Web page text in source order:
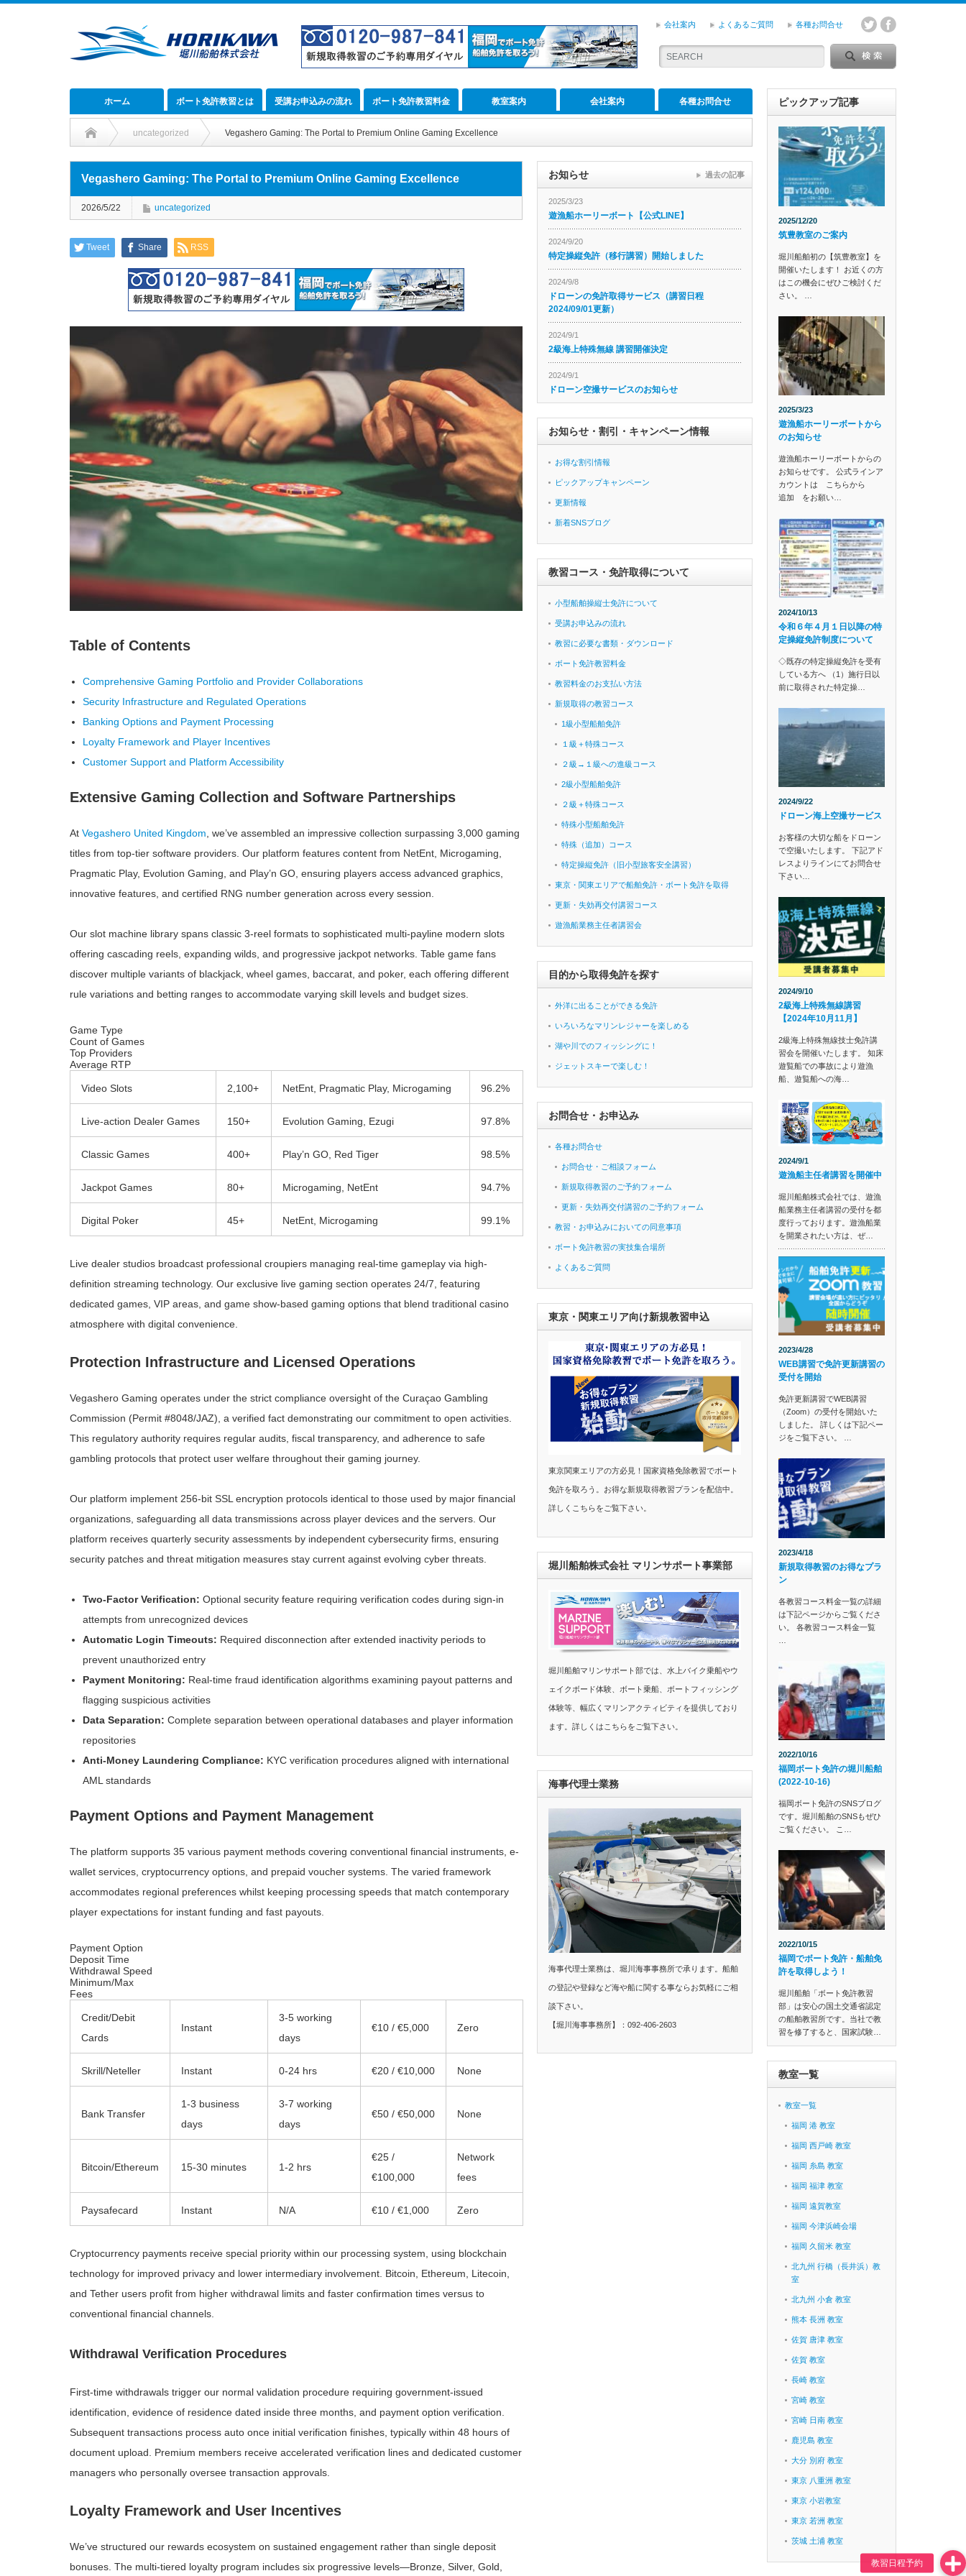
会社案内 よくあるご質問 各種お問合せ
ホーム ボート免許教習とは 受講お申込みの流れ ボート免許教習料金 教室案内 会社案内 各種お問合せ
uncategorized Vegashero Gaming: The Portal to Premium Online Gaming Excellence
Vegashero Gaming: The Portal to Premium Online Gaming Excellence
2026/5/22 uncategorized
Tweet Share RSS
Table of Contents
Comprehensive Gaming Portfolio and Provider Collaborations
Security Infrastructure and Regulated Operations
Banking Options and Payment Processing
Loyalty Framework and Player Incentives
Customer Support and Platform Accessibility
Extensive Gaming Collection and Software Partnerships
At Vegashero United Kingdom , we’ve assembled an impressive collection surpassing 3,000 gaming
titles from top-tier software providers. Our platform features content from NetEnt, Microgaming,
Pragmatic Play, Evolution Gaming, and Play’n GO, ensuring players access advanced graphics,
innovative features, and certified RNG number generation across every session.
Our slot machine library spans classic 3-reel formats to sophisticated multi-payline modern slots
offering cascading reels, expanding wilds, and progressive jackpot networks. Table game fans
discover multiple variants of blackjack, wheel games, baccarat, and poker, each offering different
rule variations and betting ranges to accommodate varying skill levels and budget sizes.
Game Type
Count of Games
Top Providers
Average RTP
Video Slots 2,100+ NetEnt, Pragmatic Play, Microgaming 96.2%
Live-action Dealer Games 150+ Evolution Gaming, Ezugi 97.8%
Classic Games 400+ Play’n GO, Red Tiger 98.5%
Jackpot Games 80+ Microgaming, NetEnt 94.7%
Digital Poker 45+ NetEnt, Microgaming 99.1%
Live dealer studios broadcast professional croupiers managing real-time gameplay via high-
definition streaming technology. Our exclusive live gaming section operates 24/7, featuring
dedicated games, VIP areas, and game show-based gaming options that blend traditional casino
atmosphere with digital convenience.
Protection Infrastructure and Licensed Operations
Vegashero Gaming operates under the strict compliance oversight of the Curaçao Gambling
Commission (Permit #8048/JAZ), a verified fact demonstrating our commitment to open activities.
This regulatory authority requires regular audits, fiscal transparency, and adherence to safe
gambling protocols that protect user welfare throughout their gaming journey.
Our platform implement 256-bit SSL encryption protocols identical to those used by major financial
organizations, safeguarding all data transmissions across player devices and the servers. Our
platform receives quarterly security assessments by independent cybersecurity firms, ensuring
security patches and threat mitigation measures stay current against evolving cyber threats.
Two-Factor Verification: Optional security feature requiring verification codes during sign-in
attempts from unrecognized devices
Automatic Login Timeouts: Required disconnection after extended inactivity periods to
prevent unauthorized entry
Payment Monitoring: Real-time fraud identification algorithms examining payout patterns and
flagging suspicious activities
Data Separation: Complete separation between operational databases and player information
repositories
Anti-Money Laundering Compliance: KYC verification procedures aligned with international
AML standards
Payment Options and Payment Management
The platform supports 35 various payment methods covering conventional financial instruments, e-
wallet services, cryptocurrency options, and prepaid voucher systems. The varied framework
accommodates regional preferences whilst keeping processing speeds that match contemporary
player expectations for instant funding and fast payouts.
Payment Option
Deposit Time
Withdrawal Speed
Minimum/Max
Fees
Credit/Debit
Cards
Instant
3-5 working
days
€10 / €5,000 Zero
Skrill/Neteller Instant 0-24 hrs €20 / €10,000 None
Bank Transfer
1-3 business
days
3-7 working
days
€50 / €50,000 None
Bitcoin/Ethereum 15-30 minutes 1-2 hrs
€25 /
€100,000
Network
fees
Paysafecard Instant N/A €10 / €1,000 Zero
Cryptocurrency payments receive special priority within our processing system, using blockchain
technology for improved privacy and lower intermediary involvement. Bitcoin, Ethereum, Litecoin,
and Tether users profit from higher withdrawal limits and faster confirmation times versus to
conventional financial channels.
Withdrawal Verification Procedures
First-time withdrawals trigger our normal validation procedure requiring government-issued
identification, evidence of residence dated inside three months, and payment option verification.
Subsequent transactions process auto once initial verification finishes, typically within 48 hours of
document upload. Premium members receive accelerated verification lines and dedicated customer
managers who personally oversee transaction approvals.
Loyalty Framework and User Incentives
We’ve structured our rewards ecosystem on sustained engagement rather than single deposit
bonuses. The multi-tiered loyalty program includes six progressive levels—Bronze, Silver, Gold,
お知らせ
2025/3/23
遊漁船ホーリーボート【公式LINE】
2024/9/20
特定操縦免許（移行講習）開始しました
2024/9/8
ドローンの免許取得サービス（講習日程
2024/09/01更新）
2024/9/1
2級海上特殊無線 講習開催決定
2024/9/1
ドローン空撮サービスのお知らせ
過去の記事
お知らせ・割引・キャンペーン情報
お得な割引情報
ピックアップキャンペーン
更新情報
新着SNSブログ
教習コース・免許取得について
小型船舶操縦士免許について
受講お申込みの流れ
教習に必要な書類・ダウンロード
ボート免許教習料金
教習料金のお支払い方法
新規取得の教習コース
1級小型船舶免許
１級＋特殊コース
２級→１級への進級コース
2級小型船舶免許
２級＋特殊コース
特殊小型船舶免許
特殊（追加）コース
特定操縦免許（旧小型旅客安全講習）
東京・関東エリアで船舶免許・ボート免許を取得
更新・失効再交付講習コース
遊漁船業務主任者講習会
目的から取得免許を探す
外洋に出ることができる免許
いろいろなマリンレジャーを楽しめる
湖や川でのフィッシングに！
ジェットスキーで楽しむ！
お問合せ・お申込み
各種お問合せ
お問合せ・ご相談フォーム
新規取得教習のご予約フォーム
更新・失効再交付講習のご予約フォーム
教習・お申込みにおいての同意事項
ボート免許教習の実技集合場所
よくあるご質問
東京・関東エリア向け新規教習申込
東京関東エリアの方必見！国家資格免除教習でボート
免許を取ろう。お得な新規取得教習プランを配信中。
詳しくこちらをご覧下さい。
堀川船舶株式会社 マリンサポート事業部
堀川船舶マリンサポート部では、水上バイク乗船やウ
ェイクボード体験、ボート乗船、ボートフィッシング
体験等、幅広くマリンアクティビティを提供しており
ます。詳しくはこちらをご覧下さい。
海事代理士業務
海事代理士業務は、堀川海事事務所で承ります。船舶
の登記や登録など海や船に関する事ならお気軽にご相
談下さい。
【堀川海事事務所】：092-406-2603
ピックアップ記事
2025/12/20
筑豊教室のご案内
堀川船舶初の【筑豊教室】を
開催いたします！ お近くの方
はこの機会にぜひご検討くだ
さい。 …
2025/3/23
遊漁船ホーリーボートから
のお知らせ
遊漁船ホーリーボートからの
お知らせです。 公式ラインア
カウントは こちらから
追加 をお願い…
2024/10/13
令和６年４月１日以降の特
定操縦免許制度について
◇既存の特定操縦免許を受有
している方へ （1）施行日以
前に取得された特定操…
2024/9/22
ドローン海上空撮サービス
お客様の大切な船をドローン
で空撮いたします。 下記アド
レスよりラインにてお問合せ
下さい…
2024/9/10
2級海上特殊無線講習
【2024年10月11月】
2級海上特殊無線技士免許講
習会を開催いたします。 知床
遊覧船での事故により遊漁
船、遊覧船への海…
2024/9/1
遊漁船主任者講習を開催中
堀川船舶株式会社では、遊漁
船業務主任者講習の受付を都
度行っております。遊漁船業
を開業されたい方は、ぜ…
2023/4/28
WEB講習で免許更新講習の
受付を開始
免許更新講習でWEB講習
（Zoom）の受付を開始いた
しました。 詳しくは下記ペー
ジをご覧下さい。 …
2023/4/18
新規取得教習のお得なプラ
ン
各教習コース料金一覧の詳細
は下記ページからご覧くださ
い。 各教習コース料金一覧
2022/10/16
福岡ボート免許の堀川船舶
(2022-10-16)
福岡ボート免許のSNSブログ
です。堀川船舶のSNSもぜひ
ご覧ください。 こ…
2022/10/15
福岡でボート免許・船舶免
許を取得しよう！
堀川船舶「ボート免許教習
部」は安心の国土交通省認定
の船舶教習所です。当社で教
習を修了すると、国家試験…
教室一覧
教室一覧
福岡 港 教室
福岡 西戸崎 教室
福岡 糸島 教室
福岡 福津 教室
福岡 遠賀教室
福岡 今津浜崎会場
福岡 久留米 教室
北九州 行橋（長井浜）教
室
北九州 小倉 教室
熊本 長洲 教室
佐賀 唐津 教室
佐賀 教室
長崎 教室
宮崎 教室
宮崎 日南 教室
鹿児島 教室
大分 別府 教室
東京 八重洲 教室
東京 小岩教室
東京 若洲 教室
茨城 土浦 教室